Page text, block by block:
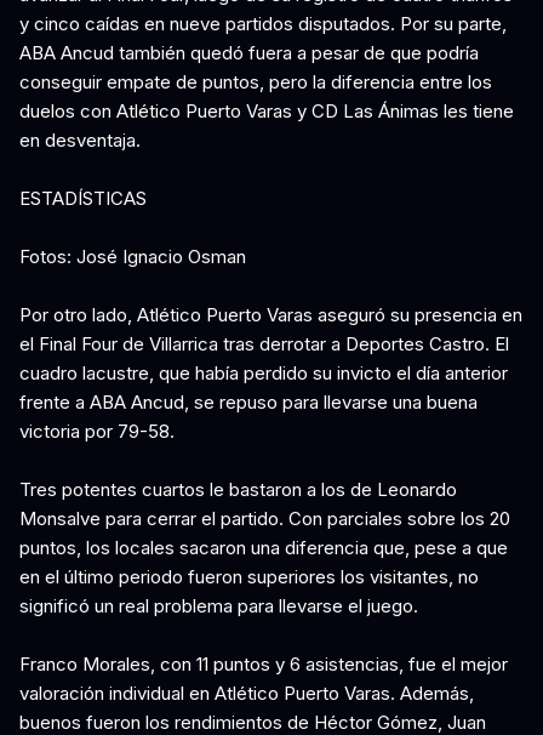
y cinco caídas en nueve partidos disputados. Por su parte,
ABA Ancud también quedó fuera a pesar de que podría
conseguir empate de puntos, pero la diferencia entre los
duelos con Atlético Puerto Varas y CD Las Ánimas les tiene
en desventaja.
ESTADÍSTICAS
Fotos: José Ignacio Osman
Por otro lado, Atlético Puerto Varas aseguró su presencia en
el Final Four de Villarrica tras derrotar a Deportes Castro. El
cuadro lacustre, que había perdido su invicto el día anterior
frente a ABA Ancud, se repuso para llevarse una buena
victoria por 79-58.
Tres potentes cuartos le bastaron a los de Leonardo
Monsalve para cerrar el partido. Con parciales sobre los 20
puntos, los locales sacaron una diferencia que, pese a que
en el último periodo fueron superiores los visitantes, no
significó un real problema para llevarse el juego.
Franco Morales, con 11 puntos y 6 asistencias, fue el mejor
valoración individual en Atlético Puerto Varas. Además,
buenos fueron los rendimientos de Héctor Gómez, Juan